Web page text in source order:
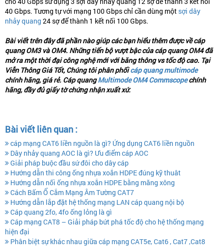
40 Gbps. Tương tự với mạng 100 Gbps chỉ cần dùng một sợi dây
nhảy quang 24 sợ để thành 1 kết nối 100 Gbps.
Bài viết trên đây đã phần nào giúp các bạn hiểu thêm được về cáp
quang OM3 và OM4. Những tiến bộ vượt bậc của cáp quang OM4 đã
mở ra một thời đại công nghệ mới với băng thông vs tốc độ cao. Tại
Viễn Thông Giá Tốt, Chúng tôi phân phốicáp quang multimode
chính hãng, giá rẻ. Cáp quangMultimode OM4 Commscopechính
hãng, đầy đủ giấy tờ chứng nhận xuất xứ.
Bài viết liên quan :
cáp mạng CAT6 liền nguồn là gì? Ứng dụng CAT6 liền nguồn
Dây nhảy quang AOC là gì? Ưu điểm cáp AOC
Giải pháp buộc đầu sứ đôi cho dây cáp
Hướng dẫn thi công ống nhựa xoắn HDPE đúng kỹ thuât
Hướng dẫn nối ống nhựa xoắn HDPE bằng măng xông
Cách Bấm Ổ Cắm Mạng Âm Tường CAT7
Hướng dẫn lắp đặt hệ thống mạng LAN cáp quang nội bộ
Cáp quang 2fo, 4fo ống lỏng là gì
Cáp mạng CAT8 – Giải pháp bứt phá tốc độ cho hệ thống mạng
hiện đại
Phân biệt sự khác nhau giữa cáp mạng CAT5e, Cat6 , Cat7 ,Cat8